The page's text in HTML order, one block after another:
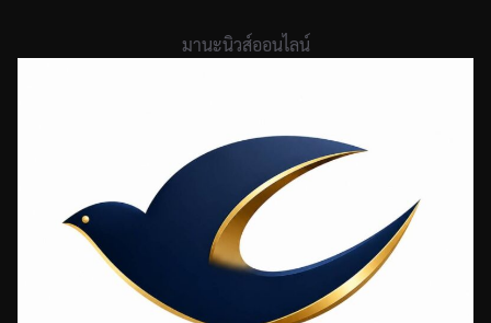
มานะนิวส์ออนไลน์